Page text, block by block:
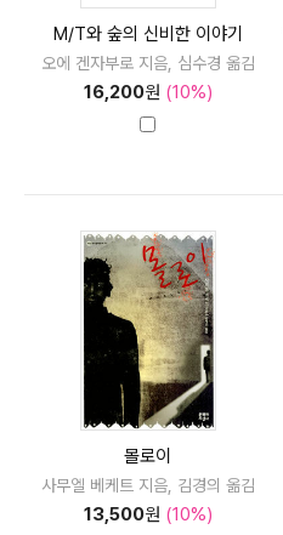
M/T와 숲의 신비한 이야기
오에 겐자부로 지음, 심수경 옮김
16,200원 (10%)
몰로이
사무엘 베케트 지음, 김경의 옮김
13,500원 (10%)